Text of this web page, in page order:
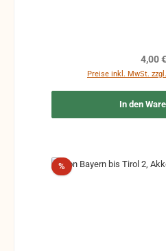
4,00 €
Preise inkl. MwSt.
In den
%Rabatt